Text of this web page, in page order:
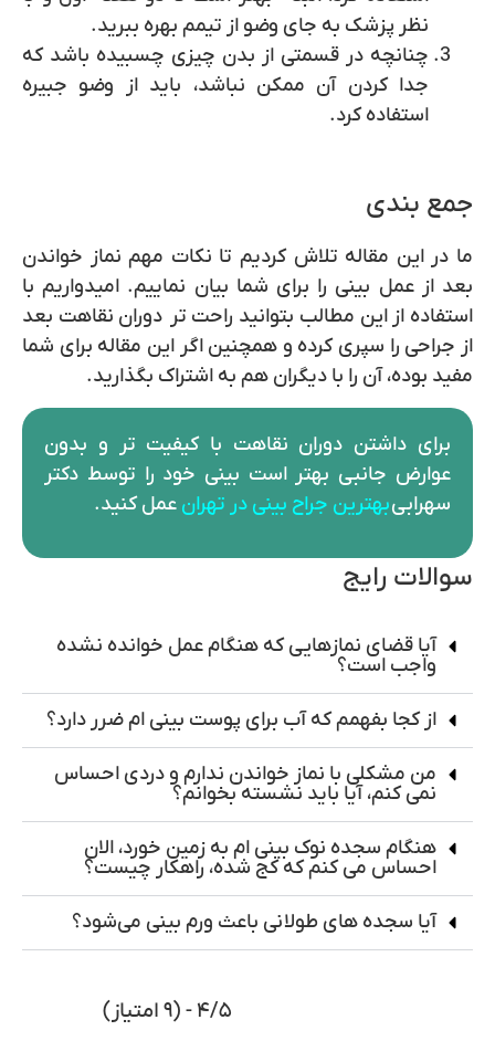
نظر پزشک به جای وضو از تیمم بهره ببرید.
چنانچه در قسمتی از بدن چیزی چسبیده باشد که
جدا کردن آن ممکن نباشد، باید از وضو جبیره
استفاده کرد.
جمع بندی
ما در این مقاله تلاش کردیم تا نکات مهم نماز خواندن
بعد از عمل بینی را برای شما بیان نماییم. امیدواریم با
استفاده از این مطالب بتوانید راحت تر دوران نقاهت بعد
از جراحی را سپری کرده و همچنین اگر این مقاله برای شما
مفید بوده، آن را با دیگران هم به اشتراک بگذارید.
برای داشتن دوران نقاهت با کیفیت تر و بدون
عوارض جانبی بهتر است بینی خود را توسط دکتر
سهرابیبهترین جراح بینی در تهران عمل کنید.
سوالات رایج
آیا قضای نمازهایی که هنگام عمل خوانده نشده
واجب است؟
از کجا بفهمم که آب برای پوست بینی ام ضرر دارد؟
من مشکلی با نماز خواندن ندارم و دردی احساس
نمی کنم، آیا باید نشسته بخوانم؟
هنگام سجده نوک بینی ام به زمین خورد، الان
احساس می کنم که کج شده، راهکار چیست؟
آیا سجده های طولانی باعث ورم بینی می‌شود؟
۴/۵ - (۹ امتیاز)